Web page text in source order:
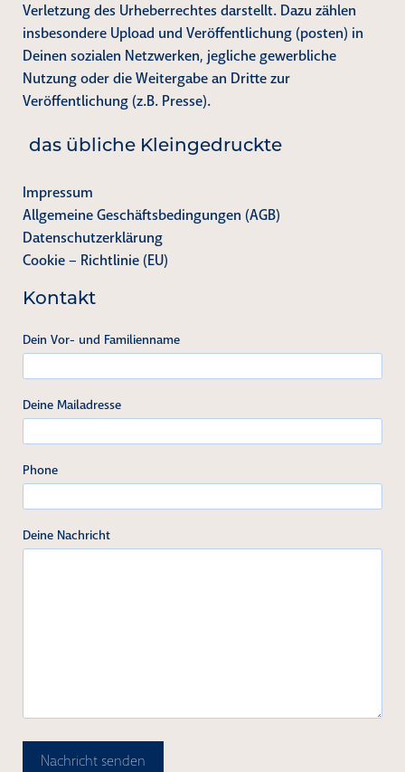
Verletzung des Urheberrechtes darstellt. Dazu zählen
insbesondere Upload und Veröffentlichung (posten) in
Deinen sozialen Netzwerken, jegliche gewerbliche
Nutzung oder die Weitergabe an Dritte zur
Veröffentlichung (z.B. Presse).
das übliche Kleingedruckte
Impressum
Allgemeine Geschäftsbedingungen (AGB)
Datenschutzerklärung
Cookie – Richtlinie (EU)
Kontakt
Dein Vor- und Familienname
Deine Mailadresse
Phone
Deine Nachricht
Nachricht senden